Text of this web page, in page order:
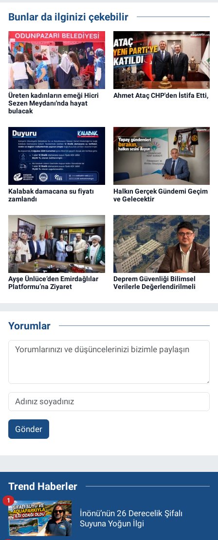
Bunlar da ilginizi çekebilir
Üreten kadınların emeği Hicri
Sezen Meydanı'nda hayat
bulacak
Ahmet Ataç CHP'den İstifa Etti,
Kalabak damacana su fiyatı
zamlandı
Halkın Gerçek Gündemi Geçim
ve Gelecektir
Ayşe Ünlüce’den Emirdağlılar
Platformu’na Ziyaret
Deprem Güvenliği Bilimsel
Verilerle Değerlendirilmeli
Yorumlar
Gönder
Trend Haberler
İnönü’nün 26 Derecelik Şifalı
Suyuna Yoğun İlgi
1